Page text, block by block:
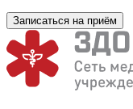
Записаться на приём